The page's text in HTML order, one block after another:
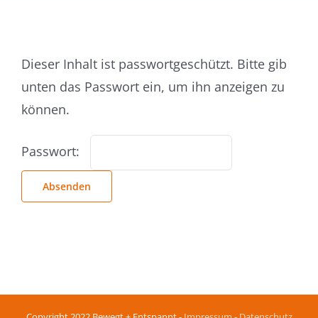
Dieser Inhalt ist passwortgeschützt. Bitte gib
unten das Passwort ein, um ihn anzeigen zu
können.
Passwort: